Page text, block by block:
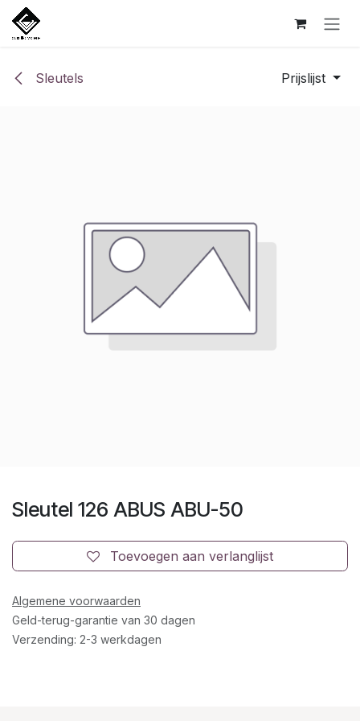
Overslaan naar inhoud
Sleutels Prijslijst
Sleutel 126 ABUS ABU-50
Toevoegen aan verlanglijst
Algemene voorwaarden
Geld-terug-garantie van 30 dagen
Verzending: 2-3 werkdagen